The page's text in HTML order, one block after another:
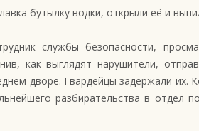
бутылку водки, открыли её и
службы безопасности,
как выглядят нарушители,
дворе. Гвардейцы задержали их.
разбирательства в отдел